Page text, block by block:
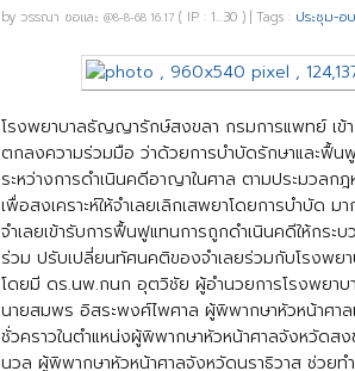
by วรรณา ซอและ @8-8-68 16.17 ( IP : 1...30 ) | Tags : ประชุม-อ
โรงพยาบาลธัญญารักษ์สงขลา กรมการแพทย์ เข้
ตกลงความร่วมมือ ว่าด้วยการบำบัดรักษาและฟื้
ระหว่างการดำเนินคดีอาญาในศาล ตามประมวลก
เพื่อสงเคราะห์ให้จำเลยเลิกเสพยาโดยการบำบัด ม
จำเลยเข้ารับการฟื้นฟูแทนการถูกดำเนินคดีให้กระ
ร่วม ปรับเปลี่ยนทัศนคติของจำเลยร่วมกับโรงพ
โดยมี ดร.นพ.กนก อุตวิชัย ผู้อำนวยการโรงพยา
นายสมพร อิสระพงศ์ไพศาล ผู้พิพากษาหัวหน้าศา
ชั่วคราวในตำแหน่งผู้พิพากษาหัวหน้าศาลจังหวัด
นวล ผู้พิพากษาหัวหน้าศาลจังหวัดนราธิวาส ช่วยท